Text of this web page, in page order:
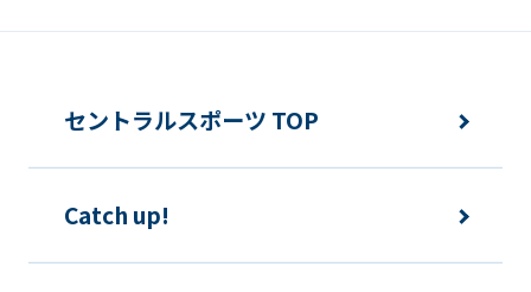
セントラルスポーツ TOP
Catch up!